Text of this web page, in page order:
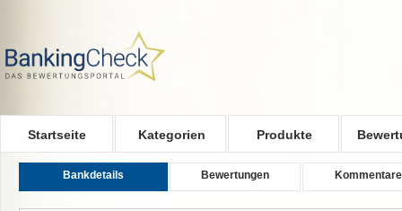
Startseite Kategorien Produkte
Bankdetails Bewertungen Kommentare